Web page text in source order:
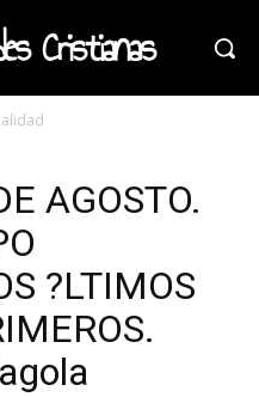
Cristianas
AGOSTO.
?LTIMOS